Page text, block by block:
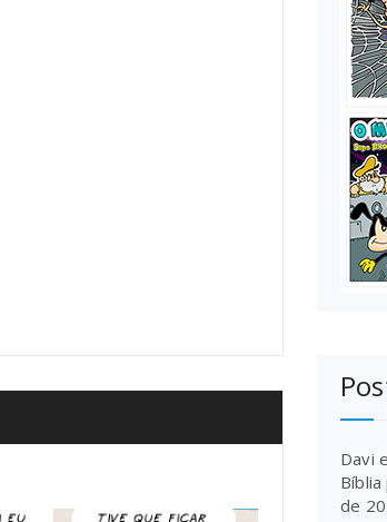
Davi
Bíblia
de